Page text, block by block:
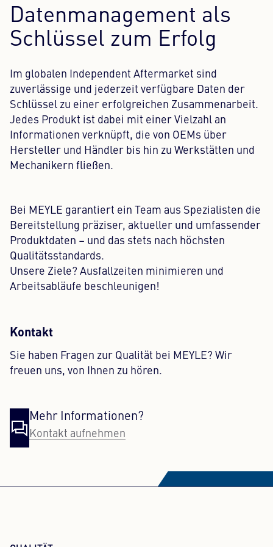
Datenmanagement als
Schlüssel zum Erfolg
Im globalen Independent Aftermarket sind
zuverlässige und jederzeit verfügbare Daten der
Schlüssel zu einer erfolgreichen Zusammenarbeit.
Jedes Produkt ist dabei mit einer Vielzahl an
Informationen verknüpft, die von OEMs über
Hersteller und Händler bis hin zu Werkstätten und
Mechanikern fließen.
Bei MEYLE garantiert ein Team aus Spezialisten die
Bereitstellung präziser, aktueller und umfassender
Produktdaten – und das stets nach höchsten
Qualitätsstandards.
Unsere Ziele? Ausfallzeiten minimieren und
Arbeitsabläufe beschleunigen!
Kontakt
Sie haben Fragen zur Qualität bei MEYLE? Wir
freuen uns, von Ihnen zu hören.
Mehr Informationen?
Kontakt aufnehmen